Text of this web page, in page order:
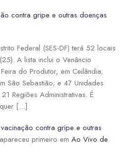
contra gripe e outras doenças
Federal (SES-DF) terá 52 locais
A lista inclui o Venâncio
do Produtor, em Ceilândia;
São Sebastião; e 47 Unidades
Regiões Administrativas. É
[…]
contra gripe e outras
apareceu primeiro em Ao Vivo de